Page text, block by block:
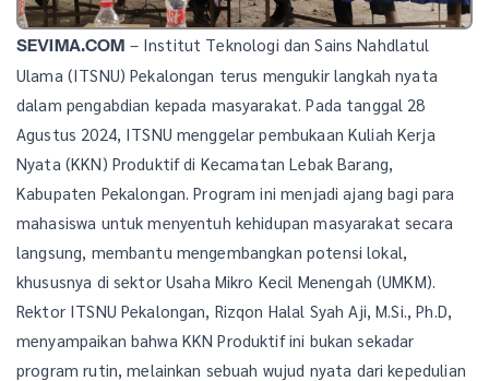
SEVIMA.COM – Institut Teknologi dan Sains Nahdlatul
Ulama (ITSNU) Pekalongan terus mengukir langkah nyata
dalam pengabdian kepada masyarakat. Pada tanggal 28
Agustus 2024, ITSNU menggelar pembukaan Kuliah Kerja
Nyata (KKN) Produktif di Kecamatan Lebak Barang,
Kabupaten Pekalongan. Program ini menjadi ajang bagi para
mahasiswa untuk menyentuh kehidupan masyarakat secara
langsung, membantu mengembangkan potensi lokal,
khususnya di sektor Usaha Mikro Kecil Menengah (UMKM).
Rektor ITSNU Pekalongan, Rizqon Halal Syah Aji, M.Si., Ph.D,
menyampaikan bahwa KKN Produktif ini bukan sekadar
program rutin, melainkan sebuah wujud nyata dari kepedulian